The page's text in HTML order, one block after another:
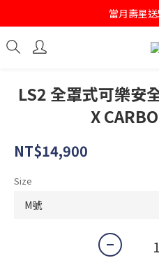
註冊會員即
當月壽星
註冊會員即
LS2 全罩式可樂安
X
NT$14,900
Size